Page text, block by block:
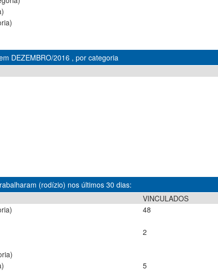
DEZEMBRO/2016 , por categoria
(rodízio) nos últimos 30 dias:
VINCULADOS
48
2
5